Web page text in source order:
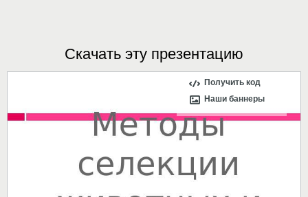
Скачать эту презентацию
Получить код
Наши баннеры